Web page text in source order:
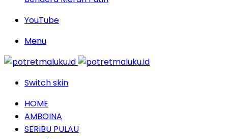
YouTube
Menu
Switch skin
HOME
AMBOINA
SERIBU PULAU